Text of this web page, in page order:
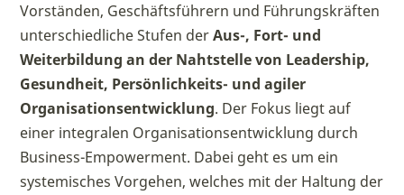
Vorständen, Geschäftsführern und Führungskräften
unterschiedliche Stufen derAus-, Fort- und
Weiterbildung an der Nahtstelle von Leadership,
Gesundheit, Persönlichkeits- und agiler
Organisationsentwicklung. Der Fokus liegt auf
einer integralen Organisationsentwicklung durch
Business-Empowerment. Dabei geht es um ein
systemisches Vorgehen, welches mit der Haltung der